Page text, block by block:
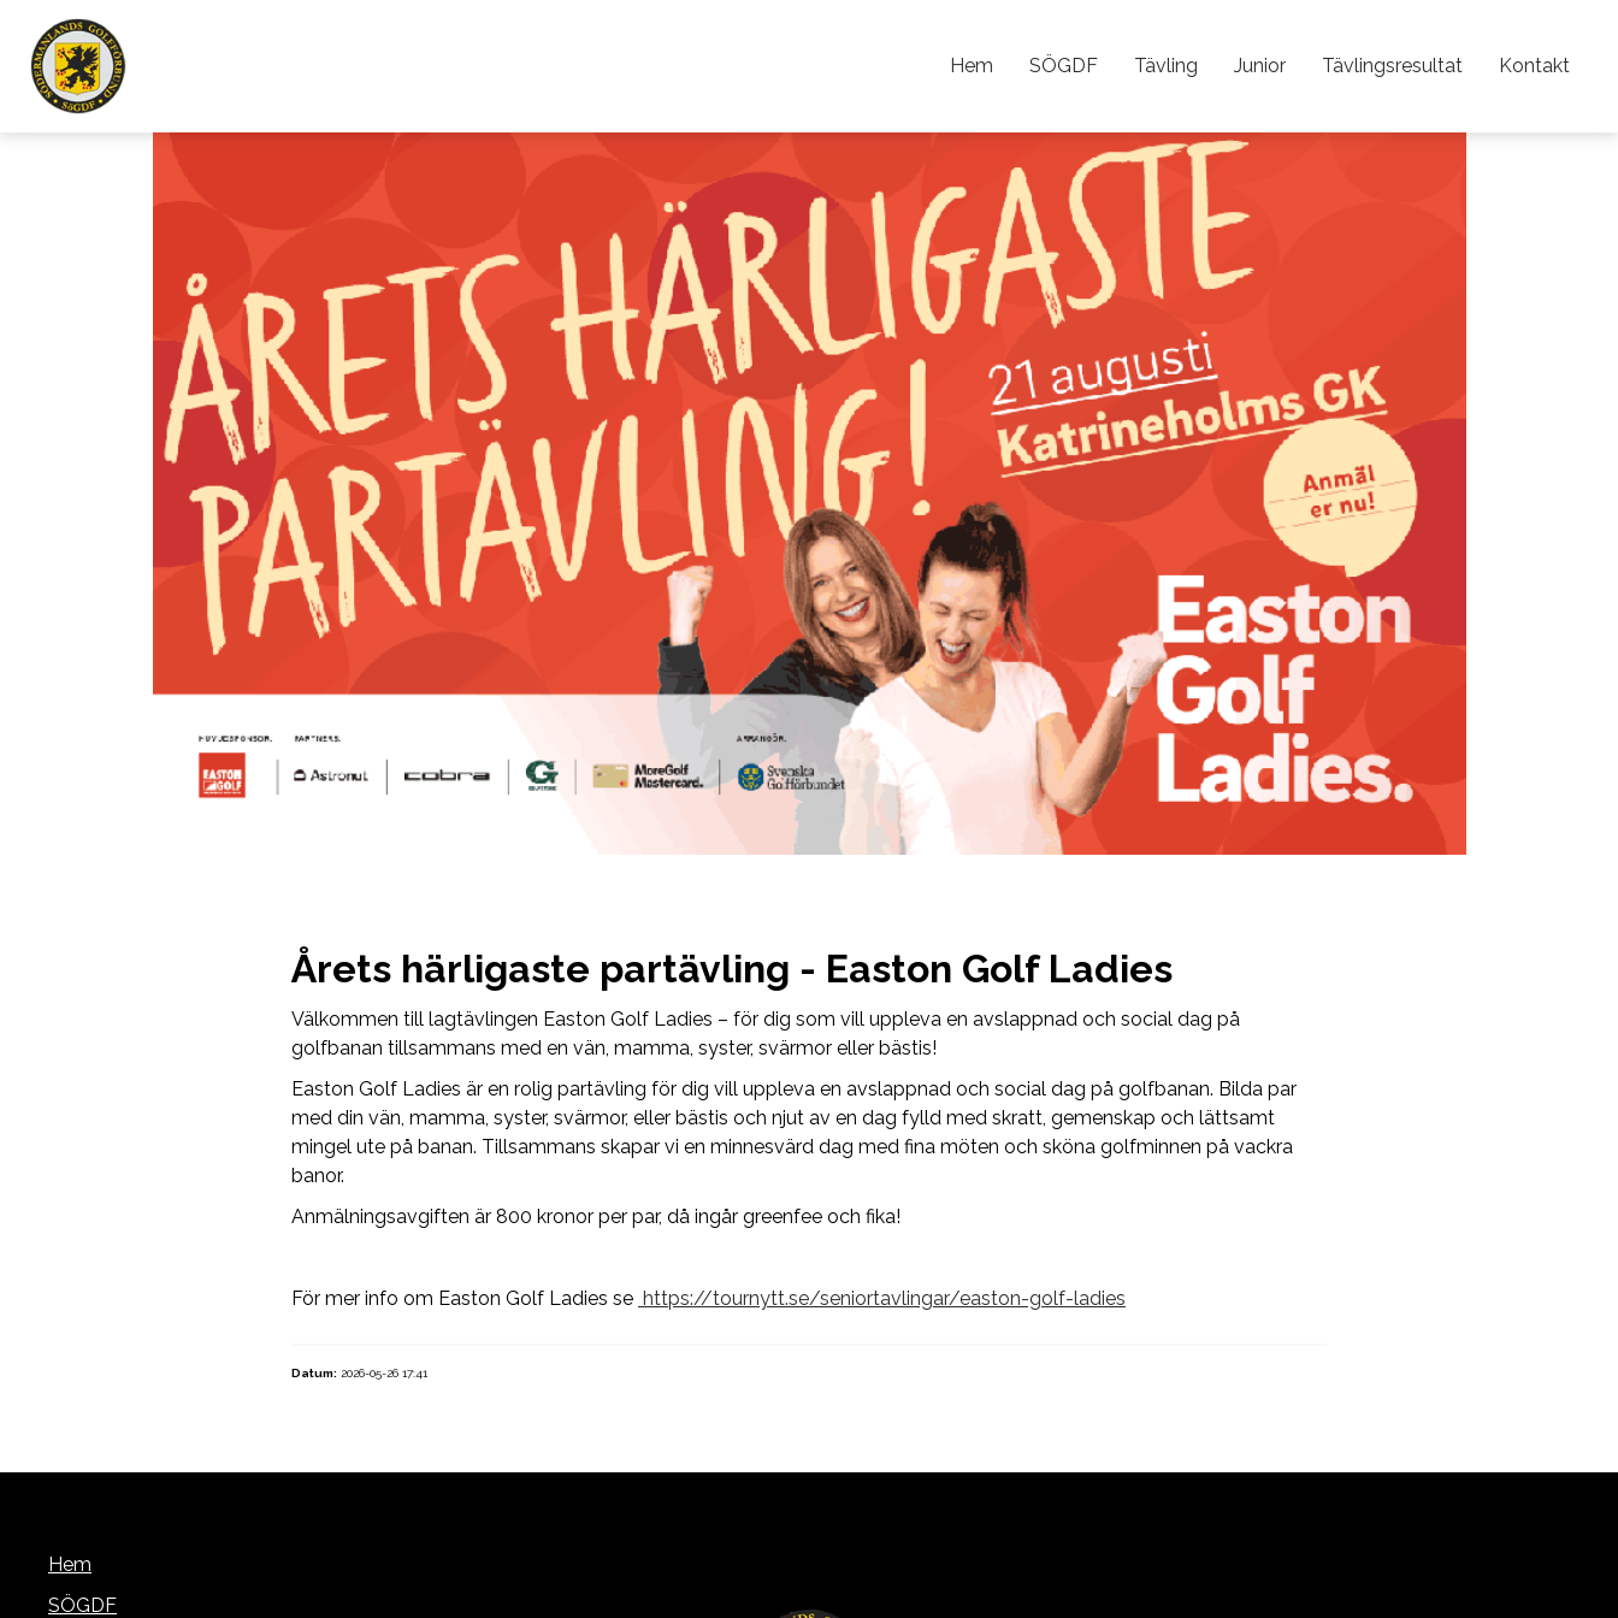
Hem SÖGDF Tävling Junior Tävlingsresultat Kontakt
Årets härligaste partävling - Easton Golf Ladies
Välkommen till lagtävlingen Easton Golf Ladies – för dig som vill uppleva en avslappnad och social dag på
golfbanan tillsammans med en vän, mamma, syster, svärmor eller bästis!
Easton Golf Ladies är en rolig partävling för dig vill uppleva en avslappnad och social dag på golfbanan. Bilda par
med din vän, mamma, syster, svärmor, eller bästis och njut av en dag fylld med skratt, gemenskap och lättsamt
mingel ute på banan. Tillsammans skapar vi en minnesvärd dag med fina möten och sköna golfminnen på vackra
banor.
Anmälningsavgiften är 800 kronor per par, då ingår greenfee och fika!
För mer info om Easton Golf Ladies se https://tournytt.se/seniortavlingar/easton-golf-ladies
Datum: 2026-05-26 17:41
Hem
SÖGDF